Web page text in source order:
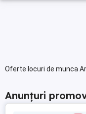
Oferte locuri de munca
Anunțuri